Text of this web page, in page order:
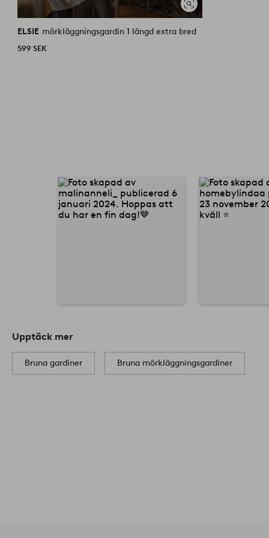
Visa
liknande
ELSIE mörkläggningsgardin 1 längd extra bred
599 SEK
Upptäck mer
Bruna gardiner Bruna mörkläggningsgardiner